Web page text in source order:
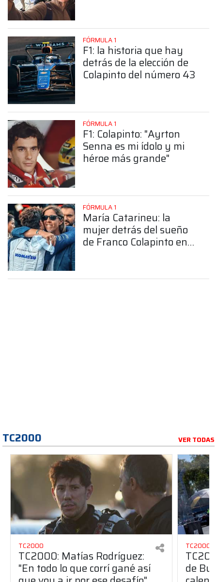
FÓRMULA 1
F1: la historia que hay
detrás de la elección de
Colapinto del número 43
FÓRMULA 1
F1: Colapinto: "Ayrton
Senna es mi ídolo y mi
héroe más grande"
FÓRMULA 1
María Catarineu: la
mujer detrás del sueño
de Franco Colapinto en
TC2000 VER TODAS
TC2000
TC2000: Matías Rodríguez:
"En todo lo que corrí gané así
TC2000
de